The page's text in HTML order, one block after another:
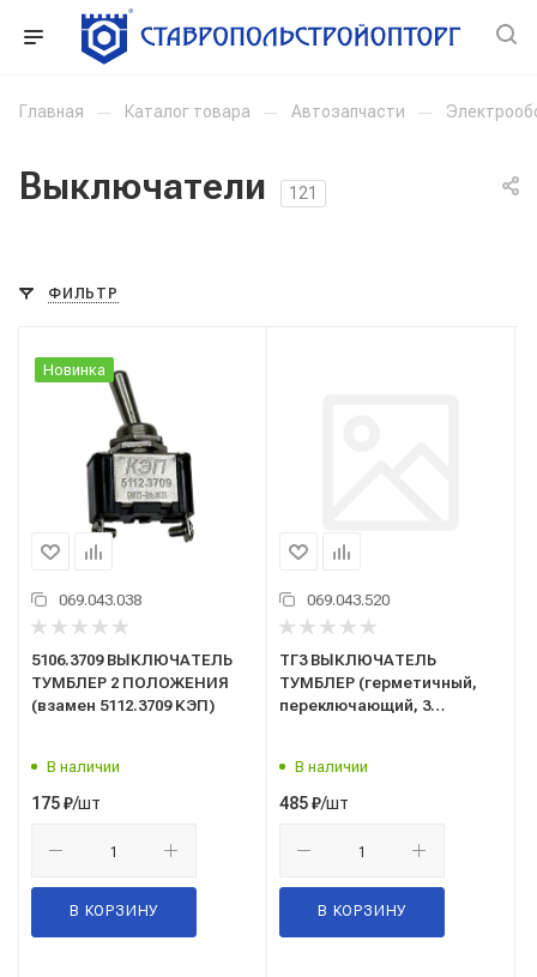
Главная — Каталог товара — Автозапчасти —
Выключатели 121
ФИЛЬТР
Новинка
069.043.038
5106.3709 ВЫКЛЮЧАТЕЛЬ
ТУМБЛЕР 2 ПОЛОЖЕНИЯ
(взамен 5112.3709 КЭП)
В наличии
175₽/шт
В КОРЗИНУ
069.043.520
ТГ3 ВЫКЛЮЧАТЕЛЬ
ТУМБЛЕР (герметичный,
переключающий, 3
В наличии
485₽/шт
В КОРЗИНУ